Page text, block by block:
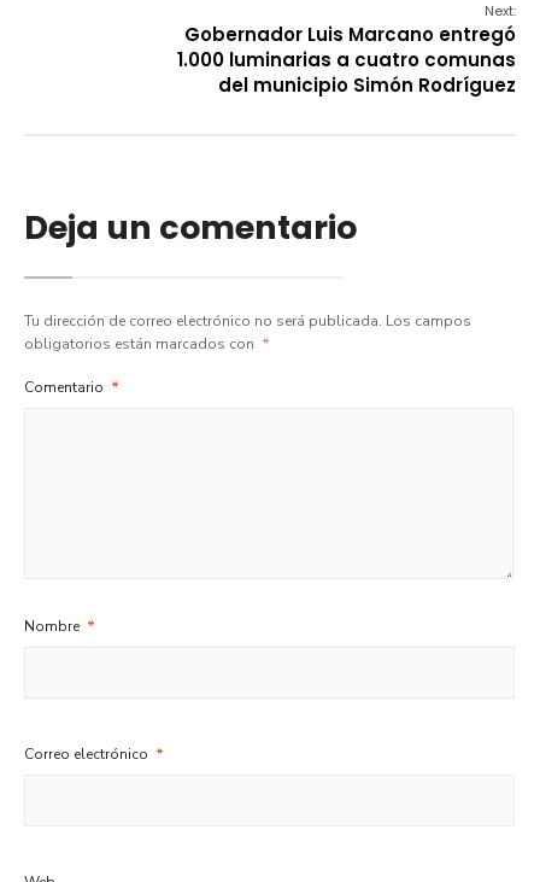
Next:
Gobernador Luis Marcano entregó
1.000 luminarias a cuatro comunas
del municipio Simón Rodríguez
Deja un comentario
Tu dirección de correo electrónico no será publicada. Los campos
obligatorios están marcados con *
Comentario *
Nombre *
Correo electrónico *